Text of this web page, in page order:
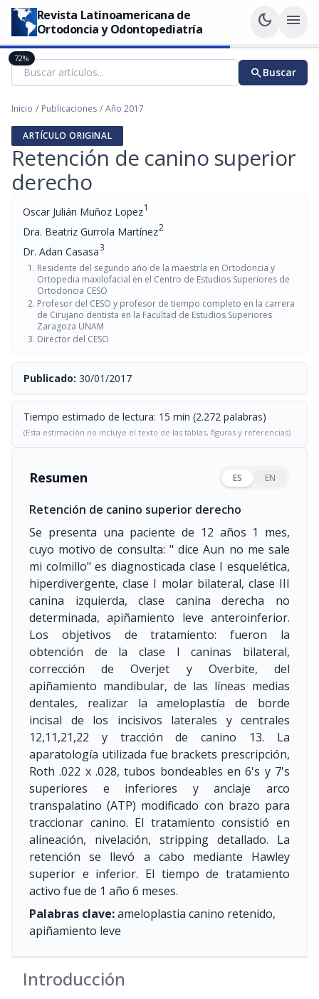
Revista Latinoamericana de
Ortodoncia y Odontopediatría
dark_mode menu
searchBuscar
Inicio / Publicaciones / Año 2017
ARTÍCULO ORIGINAL
Retención de canino superior
derecho
Oscar Julián Muñoz Lopez1
Dra. Beatriz Gurrola Martínez2
Dr. Adan Casasa3
Residente del segundo año de la maestría en Ortodoncia y
Ortopedia maxilofacial en el Centro de Estudios Superiores de
Ortodoncia CESO
Profesor del CESO y profesor de tiempo completo en la carrera
de Cirujano dentista en la Facultad de Estudios Superiores
Zaragoza UNAM
Director del CESO
Publicado: 30/01/2017
Tiempo estimado de lectura: 15 min (2.272 palabras)
(Esta estimación no incluye el texto de las tablas, figuras y referencias)
Resumen ES EN
Retención de canino superior derecho
Se presenta una paciente de 12 años 1 mes,
cuyo motivo de consulta: " dice Aun no me sale
mi colmillo" es diagnosticada clase I esquelética,
hiperdivergente, clase I molar bilateral, clase III
canina izquierda, clase canina derecha no
determinada, apiñamiento leve anteroinferior.
Los objetivos de tratamiento: fueron la
obtención de la clase I caninas bilateral,
corrección de Overjet y Overbite, del
apiñamiento mandibular, de las líneas medias
dentales, realizar la ameloplastía de borde
incisal de los incisivos laterales y centrales
12,11,21,22 y tracción de canino 13. La
aparatología utilizada fue brackets prescripción,
Roth .022 x .028, tubos bondeables en 6's y 7's
superiores e inferiores y anclaje arco
transpalatino (ATP) modificado con brazo para
traccionar canino. El tratamiento consistió en
alineación, nivelación, stripping detallado. La
retención se llevó a cabo mediante Hawley
superior e inferior. El tiempo de tratamiento
activo fue de 1 año 6 meses.
Palabras clave:ameloplastia canino retenido,
apiñamiento leve
Introducción
72%